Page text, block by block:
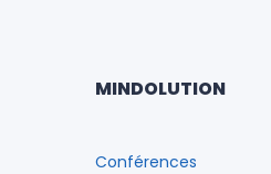
MINDOLUTION
Conférences